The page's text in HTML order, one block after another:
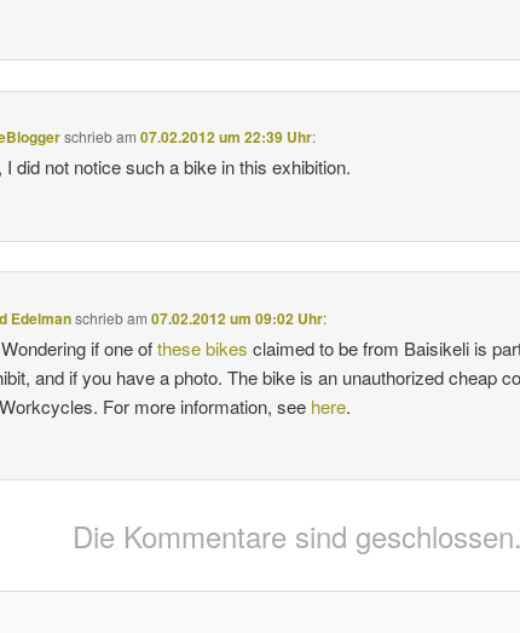
schriebam07.02.2012 um 22:39 Uhr:
I did not notice such a bike in this exhibition.
Edelmanschriebam07.02.2012 um 09:02 Uhr:
if one ofthese bikes claimed to be from Baisikeli is
and if you have a photo. The bike is an unauthorized cheap
For more information, see here.
Die Kommentare sind geschlossen.